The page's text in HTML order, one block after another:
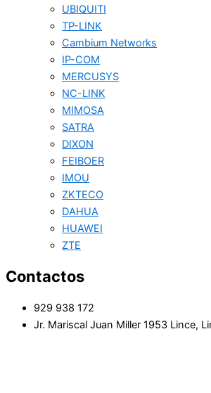
UBIQUITI
TP-LINK
Cambium Networks
IP-COM
MERCUSYS
NC-LINK
MIMOSA
SATRA
DIXON
FEIBOER
IMOU
ZKTECO
DAHUA
HUAWEI
ZTE
Contactos
929 938 172
Jr. Mariscal Juan Miller 1953 Lince,